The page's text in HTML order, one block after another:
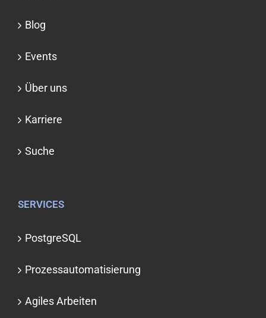
Blog
Events
Über uns
Karriere
Suche
SERVICES
PostgreSQL
Prozessauto­matisierung
Agiles Arbeiten